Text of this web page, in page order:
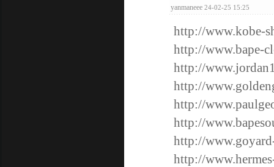
yanmaneee 24-02-25 15:25
http://www.kobe-
http://www.bape-
http://
http://
http://
http://
http://
http://